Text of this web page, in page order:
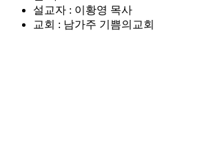
설교자 : 이황영 목사
교회 : 남가주 기쁨의교회